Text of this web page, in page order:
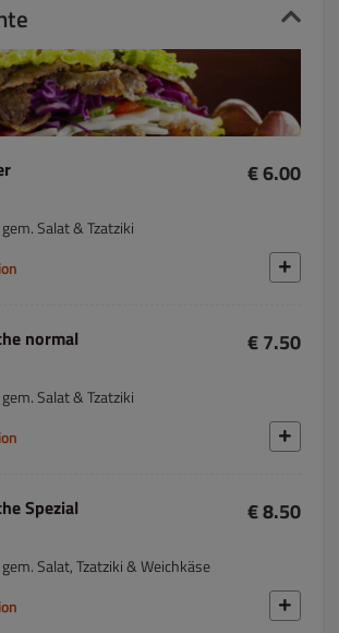
€ 6.00
Salat & Tzatziki
normal € 7.50
Salat & Tzatziki
Spezial € 8.50
Salat, Tzatziki & Weichkäse